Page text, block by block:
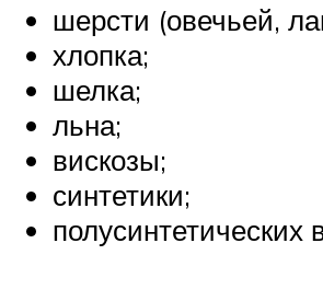
шерсти (овечьей,
хлопка;
шелка;
льна;
вискозы;
синтетики;
полусинтетических